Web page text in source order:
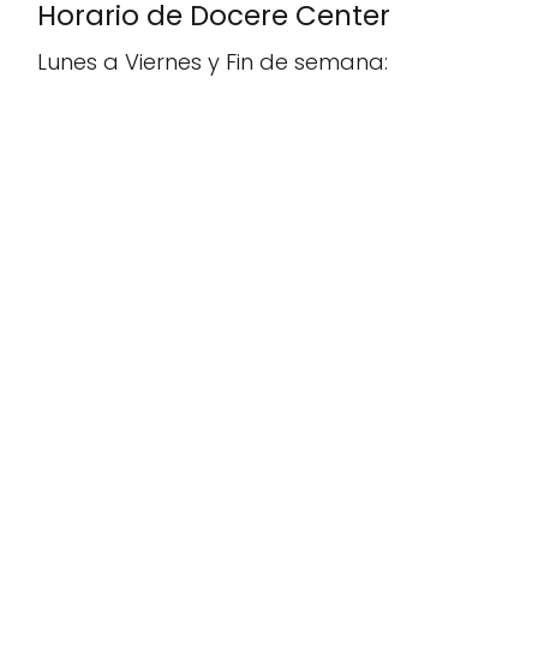
Horario de Docere Center
Lunes a Viernes y Fin de semana: